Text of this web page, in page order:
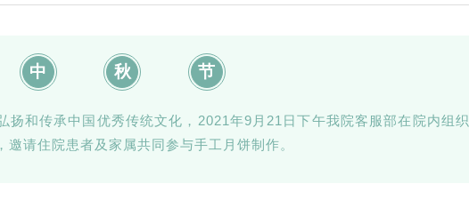
中 秋 节
扬和传承中国优秀传统文化，2021年9月21日下午我院客服部在院内组织
邀请住院患者及家属共同参与手工月饼制作。